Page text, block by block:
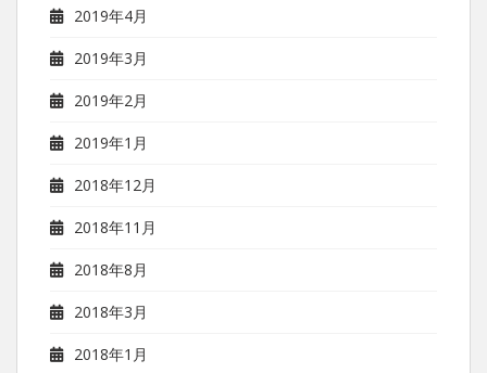
2019年4月
2019年3月
2019年2月
2019年1月
2018年12月
2018年11月
2018年8月
2018年3月
2018年1月